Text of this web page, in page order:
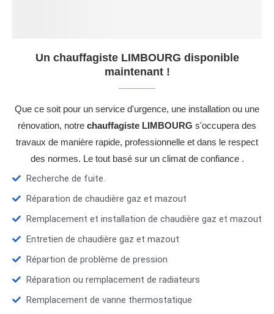
Un chauffagiste LIMBOURG disponible
maintenant !
Que ce soit pour un service d'urgence, une installation ou une
rénovation, notre chauffagiste LIMBOURG s'occupera des
travaux de manière rapide, professionnelle et dans le respect
des normes. Le tout basé sur un climat de confiance .
Recherche de fuite.
Réparation de chaudière gaz et mazout
Remplacement et installation de chaudière gaz et mazout
Entretien de chaudière gaz et mazout
Répartion de problème de pression
Réparation ou remplacement de radiateurs
Remplacement de vanne thermostatique